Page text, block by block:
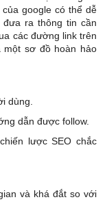
google có thể dễ
ra thông tin cần
các đường link trên
một sơ đồ hoàn hảo
dùng.
dẫn được follow.
lược SEO chắc
và khá đắt so với